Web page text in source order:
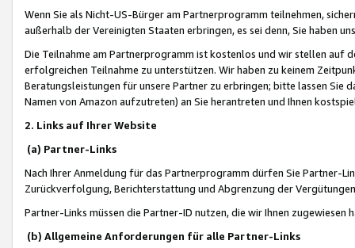
Wenn Sie als Nicht-US-Bürger am Partnerprogramm teilnehmen,
außerhalb der Vereinigten Staaten erbringen, es sei denn, Sie haben
Die Teilnahme am Partnerprogramm ist kostenlos und wir stellen auf
erfolgreichen Teilnahme zu unterstützen. Wir haben zu keinem
Beratungsleistungen für unsere Partner zu erbringen; bitte lassen Sie
Namen von Amazon aufzutreten) an Sie herantreten und Ihnen
2. Links auf Ihrer Website
(a) Partner-Links
Nach Ihrer Anmeldung für das Partnerprogramm dürfen Sie Partner-
Zurückverfolgung, Berichterstattung und Abgrenzung der
Partner-Links müssen die Partner-ID nutzen, die wir Ihnen zugewiesen
(b) Allgemeine Anforderungen für alle Partner-Links